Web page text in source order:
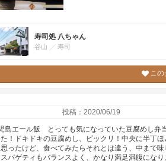
寿司処 八ちゃん
谷山 寿司
この
投稿：2020/06/19
島エール飯 とっても気になっていた豆腐めし弁
た！ドキドキの豆腐めし、ビックリ！中央に半丁
ったけど、食べてみたらそれとは違う、中まで
パゲティもバランスよく、かなり満足満腹にな